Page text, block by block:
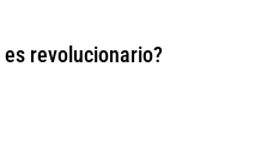
revolucionario?